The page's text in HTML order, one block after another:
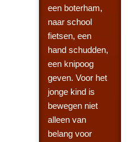
een boterham,
naar school
fietsen, een
hand schudden,
een knipoog
geven. Voor het
jonge kind is
bewegen niet
alleen van
belang voor